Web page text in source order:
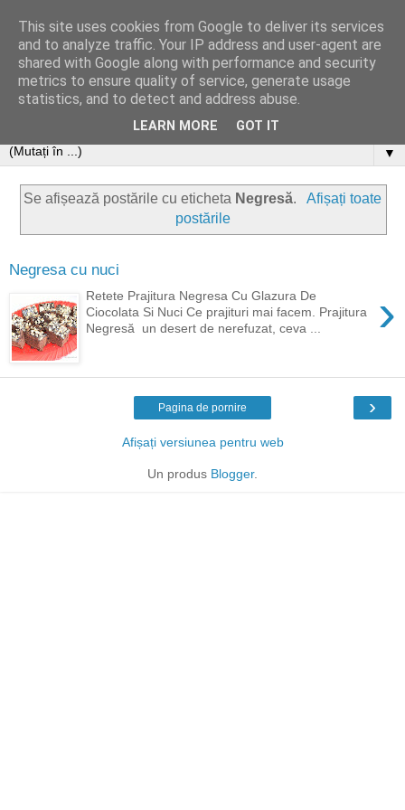
▼
Se afișează postările cu eticheta Negresă.
Afișați toate
postările
Negresa cu nuci
›
Retete Prajitura Negresa Cu Glazura De
Ciocolata Si Nuci Ce prajituri mai facem. Prajitura
Negresă un desert de nerefuzat, ceva ...
›
Pagina de pornire
Afișați versiunea pentru web
Un produs Blogger.
This site uses cookies from Google to deliver its services
and to analyze traffic. Your IP address and user-agent are
shared with Google along with performance and security
metrics to ensure quality of service, generate usage
statistics, and to detect and address abuse.
LEARN MORE GOT IT